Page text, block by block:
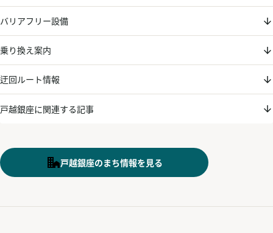
バリアフリー設備
乗り換え案内
迂回ルート情報
戸越銀座に関連する記事
戸越銀座のまち情報を見る